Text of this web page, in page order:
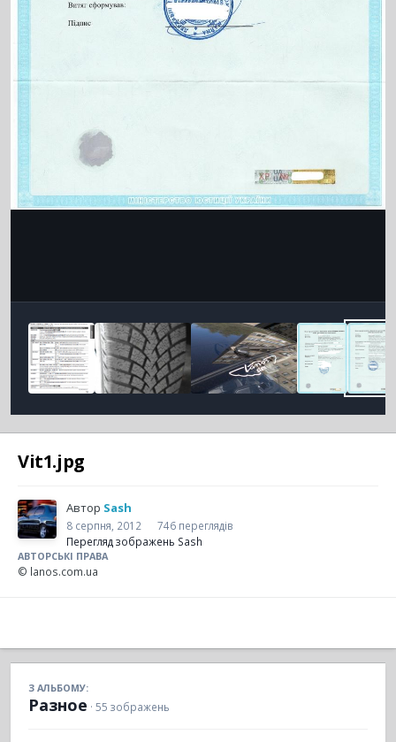
Vit1.jpg
Автор Sash
8 серпня, 2012
746 переглядів
Перегляд зображень Sash
АВТОРСЬКІ ПРАВА
© lanos.com.ua
З АЛЬБОМУ:
Разное · 55 зображень